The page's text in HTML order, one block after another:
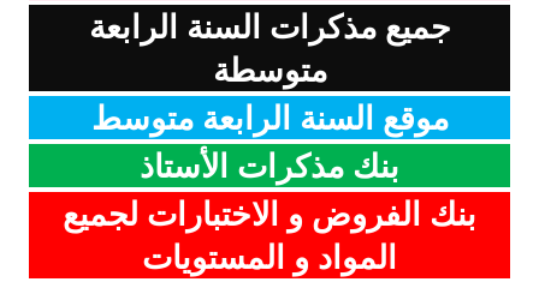
جميع مذكرات السنة الرابعة
متوسطة
موقع السنة الرابعة متوسط
بنك مذكرات الأستاذ
بنك الفروض و الاختبارات لجميع
المواد و المستويات